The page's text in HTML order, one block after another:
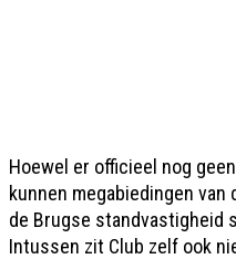
Hoewel er officieel nog
kunnen megabiedingen
de Brugse standvastigheid
Intussen zit Club zelf ook